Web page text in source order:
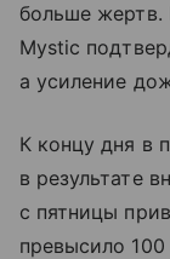
больше жертв.
Mystic
а усиление
К концу дня в
в результате
с пятницы
превысило